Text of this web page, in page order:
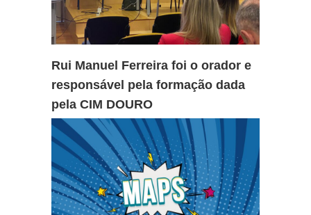
Rui Manuel Ferreira foi o orador e
responsável pela formação dada
pela CIM DOURO